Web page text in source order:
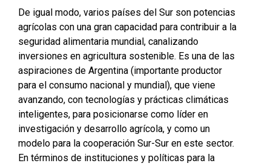
De igual modo, varios países del Sur son potencias
agrícolas con una gran capacidad para contribuir a la
seguridad alimentaria mundial, canalizando
inversiones en agricultura sostenible. Es una de las
aspiraciones de Argentina (importante productor
para el consumo nacional y mundial), que viene
avanzando, con tecnologías y prácticas climáticas
inteligentes, para posicionarse como líder en
investigación y desarrollo agrícola, y como un
modelo para la cooperación Sur-Sur en este sector.
En términos de instituciones y políticas para la